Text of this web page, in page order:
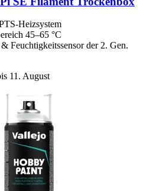
Heizsystem
45–65 °C
Feuchtigkeitssensor der 2. Gen.
11. August